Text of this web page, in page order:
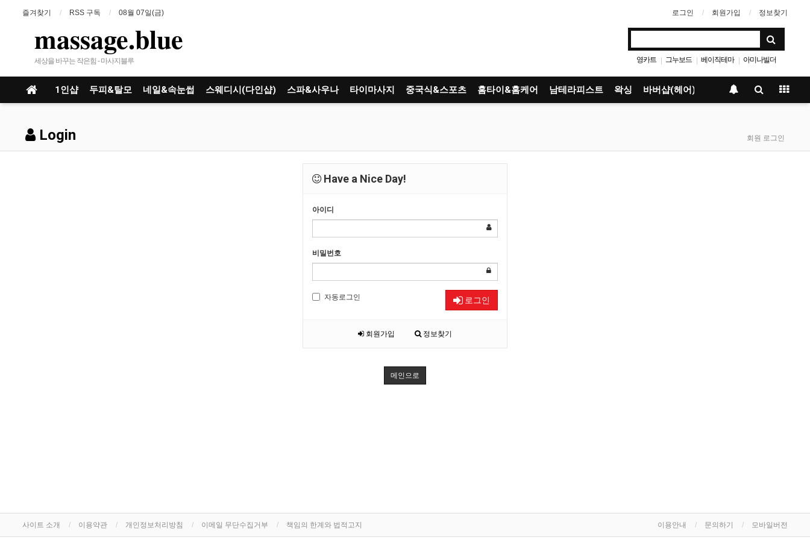
즐겨찾기 RSS 구독 08월 07일(금) 로그인 회원가입 정보찾기
massage.blue
세상을 바꾸는 작은힘 - 마사지블루 영카트 | 그누보드 | 베이직테마 | 아미나빌더
1인샵 두피&탈모 네일&속눈썹 스웨디시(다인샵) 스파&사우나 타이마사지 중국식&스포츠 홈타이&홈케어 남테라피스트 왁싱 바버샵(헤어)
Login 회원 로그인
Have a Nice Day!
아이디
비밀번호
자동로그인 로그인
회원가입 정보찾기
메인으로
사이트 소개 이용약관 개인정보처리방침 이메일 무단수집거부 책임의 한계와 법적고지 이용안내 문의하기 모바일버전